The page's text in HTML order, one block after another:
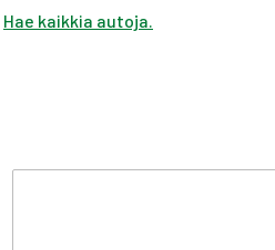
Hae kaikkia autoja.